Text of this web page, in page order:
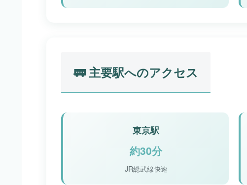
🚃 主要駅へのアクセス
東京駅
約30分
JR総武線快速